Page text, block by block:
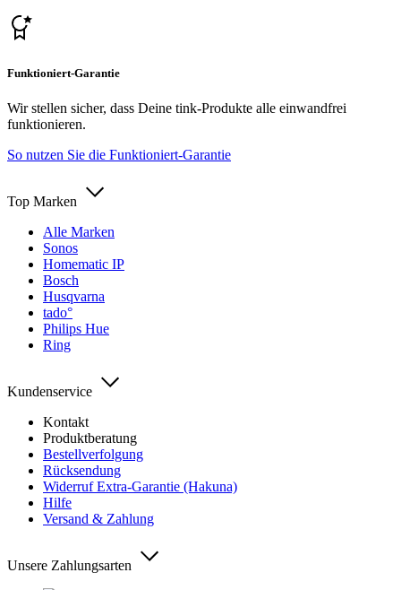
Funktioniert-Garantie
Wir stellen sicher, dass Deine tink-Produkte alle einwandfrei
funktionieren.
So nutzen Sie die Funktioniert-Garantie
Top Marken
Alle Marken
Sonos
Homematic IP
Bosch
Husqvarna
tado°
Philips Hue
Ring
Kundenservice
Kontakt
Produktberatung
Bestellverfolgung
Rücksendung
Widerruf Extra-Garantie (Hakuna)
Hilfe
Versand & Zahlung
Unsere Zahlungsarten